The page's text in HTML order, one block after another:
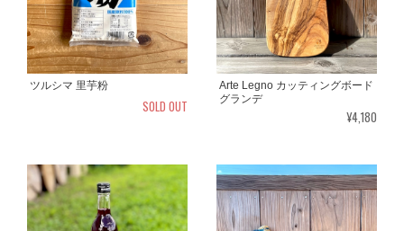
ツルシマ 里芋粉
SOLD OUT
Arte Legno カッティングボード
グランデ
¥4,180